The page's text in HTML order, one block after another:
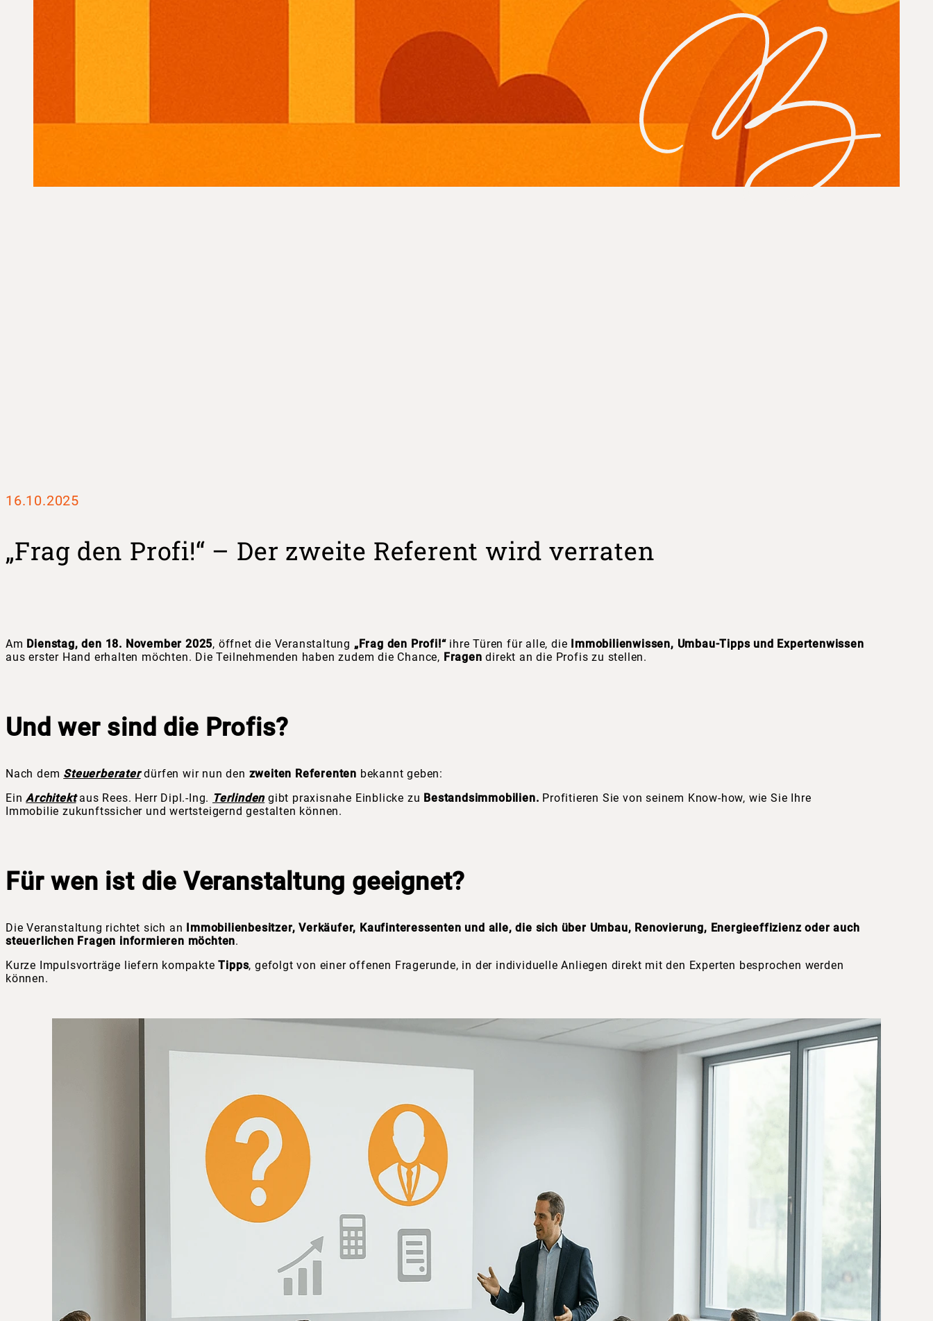
16.10.2025
„Frag den Profi!“ – Der zweite Referent wird verraten
Am Dienstag, den 18. November 2025, öffnet die Veranstaltung „Frag den Profi!“ihre Türen für alle, die Immobilienwissen, Umbau-Tipps und Expertenwissen
aus erster Hand erhalten möchten. Die Teilnehmenden haben zudem die Chance, Fragendirekt an die Profis zu stellen.
Und wer sind die Profis?
Nach dem Steuerberater dürfen wir nun den zweiten Referenten bekannt geben:
EinArchitektaus Rees. Herr Dipl.-Ing. Terlinden gibt praxisnahe Einblicke zu Bestandsimmobilien. Profitieren Sie von seinem Know-how, wie Sie Ihre
Immobilie zukunftssicher und wertsteigernd gestalten können.
Für wen ist die Veranstaltung geeignet?
Die Veranstaltung richtet sich an Immobilienbesitzer, Verkäufer, Kaufinteressenten und alle, die sich über Umbau, Renovierung, Energieeffizienz oder auch
steuerlichen Fragen informieren möchten.
Kurze Impulsvorträge liefern kompakteTipps, gefolgt von einer offenen Fragerunde, in der individuelle Anliegen direkt mit den Experten besprochen werden
können.